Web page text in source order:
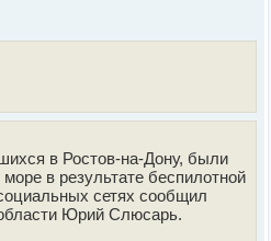
в Ростов-на-Дону, были
в результате беспилотной
сетях сообщил
Юрий Слюсарь.